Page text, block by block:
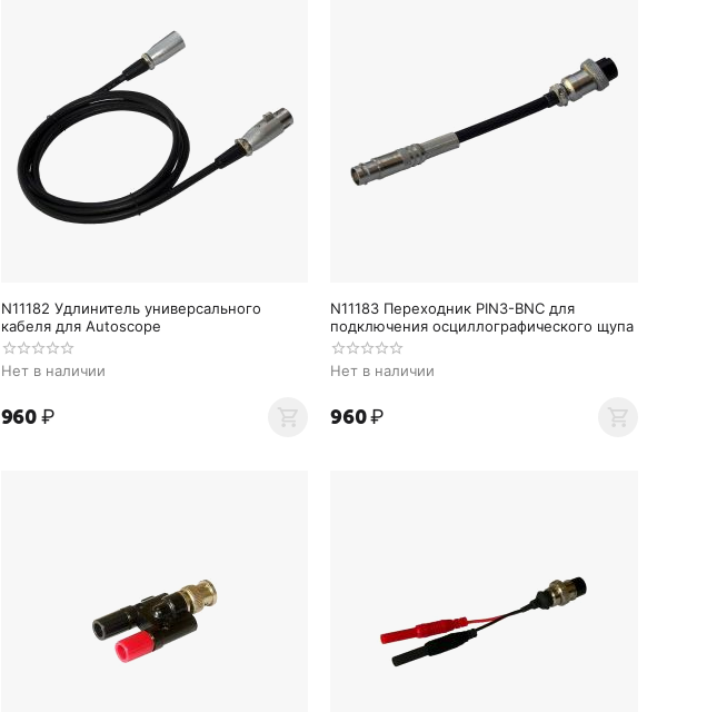
N11182 Удлинитель универсального
кабеля для Autoscope
Нет в наличии
‍960‍ ₽
N11183 Переходник PIN3-BNC для
подключения осциллографического щупа
Нет в наличии
‍960‍₽